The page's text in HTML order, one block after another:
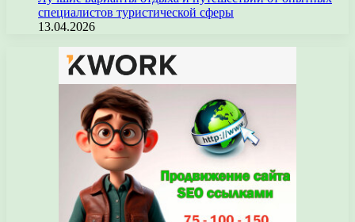
специалистов туристической сферы
13.04.2026